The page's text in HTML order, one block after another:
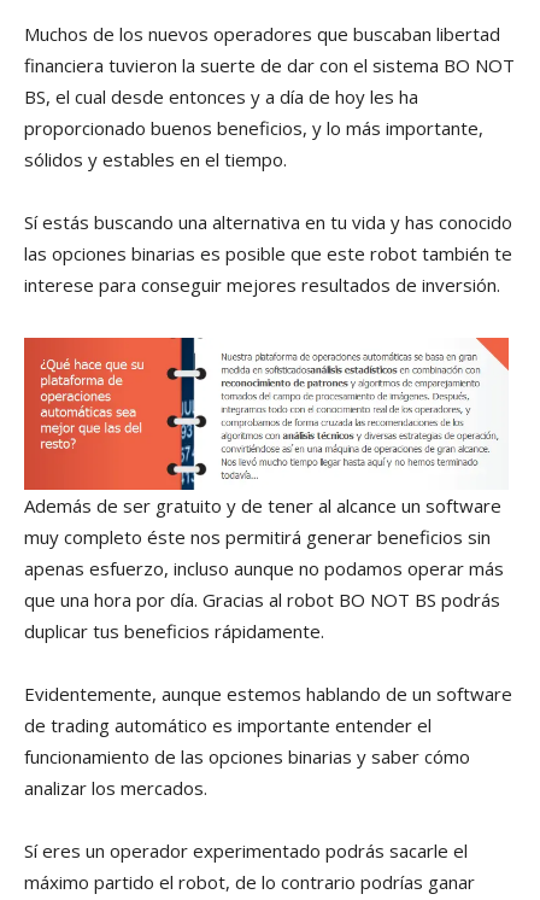
Muchos de los nuevos operadores que buscaban libertad
financiera tuvieron la suerte de dar con el sistema BO NOT
BS, el cual desde entonces y a día de hoy les ha
proporcionado buenos beneficios, y lo más importante,
sólidos y estables en el tiempo.
Sí estás buscando una alternativa en tu vida y has conocido
las opciones binarias es posible que este robot también te
interese para conseguir mejores resultados de inversión.
Además de ser gratuito y de tener al alcance un software
muy completo éste nos permitirá generar beneficios sin
apenas esfuerzo, incluso aunque no podamos operar más
que una hora por día. Gracias al robot BO NOT BS podrás
duplicar tus beneficios rápidamente.
Evidentemente, aunque estemos hablando de un software
de trading automático es importante entender el
funcionamiento de las opciones binarias y saber cómo
analizar los mercados.
Sí eres un operador experimentado podrás sacarle el
máximo partido el robot, de lo contrario podrías ganar